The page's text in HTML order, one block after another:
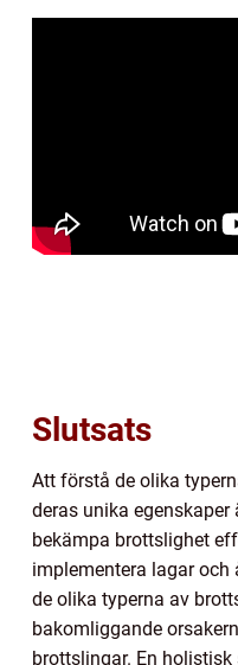
Slutsats
Att förstå de olika
deras unika
bekämpa brottslighet
implementera lagar och
de olika typerna av
bakomliggande
brottslingar. En